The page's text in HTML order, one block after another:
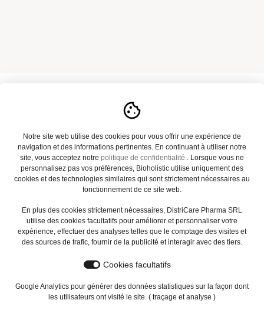
Notre catalogue
Actualités
FAQ
Mentions légales
Notre site web utilise des cookies pour vous offrir une expérience de
navigation et des informations pertinentes. En continuant à utiliser notre
site, vous acceptez notre politique de confidentialité . Lorsque vous ne
personnalisez pas vos préférences, Bioholistic utilise uniquement des
cookies et des technologies similaires qui sont strictement nécessaires au
fonctionnement de ce site web.
En plus des cookies strictement nécessaires, DistriCare Pharma SRL
utilise des cookies facultatifs pour améliorer et personnaliser votre
expérience, effectuer des analyses telles que le comptage des visites et
des sources de trafic, fournir de la publicité et interagir avec des tiers.
Cookies facultatifs
Google Analytics pour générer des données statistiques sur la façon dont
les utilisateurs ont visité le site. ( traçage et analyse )